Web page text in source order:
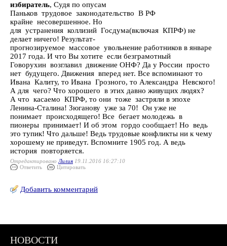
избиратель, Судя по опусам
Паньков трудовое законодательство В РФ
крайне несовершенное. Но
для устранения коллизий Госдума(включая КПРФ) не
делает ничего! Результат-
прогнозируемое массовое увольнение работников в январе
2017 года. И что Вы хотите если безграмотный
Говорухин возглавил движение ОНФ? Да у России просто
нет будущего. Движения вперед нет. Все вспоминают то
Ивана Калиту, то Ивана Грозного, то Александра Невского!
А для чего? Что хорошего в этих давно живущих людях?
А что касаемо КПРФ, то они тоже застряли в эпохе
Ленина-Сталина! Зюганову уже за 70! Он уже не
понимает происходящего! Все бегает молодежь в
пионеры принимает! И об этом гордо сообщает! Но ведь
это тупик! Что дальше! Ведь трудовые конфликты ни к чему
хорошему не приведут. Вспомните 1905 год. А ведь
история повторяется.
Отредактировано Лилия 19.11.2016 16:27:10
Ответить
Цитировать
Добавить комментарий
НОВОСТИ